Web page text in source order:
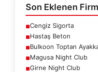
Son Eklenen
■Cengiz Sigorta
■Hastaş Beton
■Bulkoon Toptan
■Magusa Night Club
■Girne Night Club